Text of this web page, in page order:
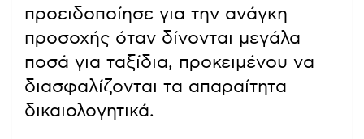
προειδοποίησε για την ανάγκη
προσοχής όταν δίνονται μεγάλα
ποσά για ταξίδια, προκειμένου να
διασφαλίζονται τα απαραίτητα
δικαιολογητικά.